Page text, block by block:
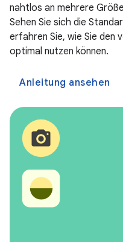
nahtlos an mehrere
Sehen Sie sich die
erfahren Sie, wie Sie den
optimal nutzen können.
Anleitung ansehen